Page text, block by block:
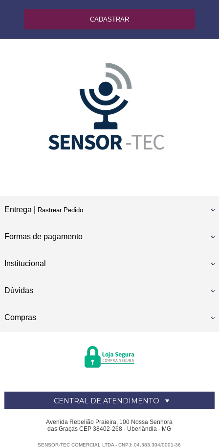
CADASTRAR
Entrega | Rastrear Pedido
Formas de pagamento
Institucional
Dúvidas
Compras
CENTRAL DE ATENDIMENTO
Avenida Rebelião Praieira, 100 Nossa Senhora
das Graças CEP 38402-268 - Uberlândia - MG
SENSOR-TEC COMERCIAL LTDA - CNPJ: 04.383.304/0001-36